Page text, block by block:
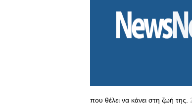
που θέλει να κάνει στη ζωή της.